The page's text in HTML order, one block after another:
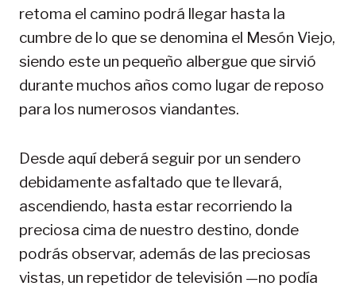
retoma el camino podrá llegar hasta la
cumbre de lo que se denomina el Mesón Viejo,
siendo este un pequeño albergue que sirvió
durante muchos años como lugar de reposo
para los numerosos viandantes.
Desde aquí deberá seguir por un sendero
debidamente asfaltado que te llevará,
ascendiendo, hasta estar recorriendo la
preciosa cima de nuestro destino, donde
podrás observar, además de las preciosas
vistas, un repetidor de televisión —no podía